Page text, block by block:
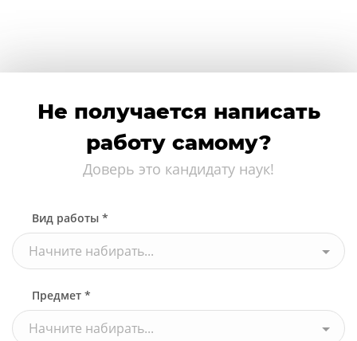
Не получается написать
работу самому?
Доверь это кандидату наук!
Вид работы *
Начните набирать...
Предмет *
Начните набирать...